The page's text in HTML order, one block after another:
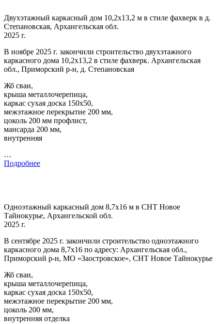
Двухэтажный каркасный дом 10,2х13,2 м в стиле фахверк в д.
Степановская, Архангельская обл.
2025 г.
В ноябре 2025 г. закончили строительство двухэтажного
каркасного дома 10,2х13,2 в стиле фахверк. Архангельская
обл., Приморский р-н, д. Степановская
Жб сваи,
крыша металлочерепица,
каркас сухая доска 150х50,
межэтажное перекрытие 200 мм,
цоколь 200 мм профлист,
мансарда 200 мм,
внутренняя
…
Подробнее
Одноэтажный каркасный дом 8,7х16 м в СНТ Новое
Тайнокурье, Архангельской обл.
2025 г.
В сентябре 2025 г. закончили строительство одноэтажного
каркасного дома 8,7х16 по адресу: Архангельская обл.,
Приморский р-н, МО «Заостровское», СНТ Новое Тайнокурье
Жб сваи,
крыша металлочерепица,
каркас сухая доска 150х50,
межэтажное перекрытие 200 мм,
цоколь 200 мм,
внутренняя отделка